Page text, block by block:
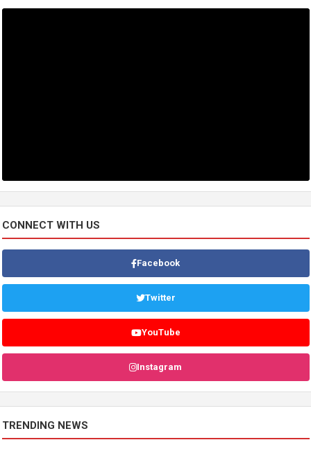
CONNECT WITH US
Facebook
Twitter
YouTube
Instagram
TRENDING NEWS